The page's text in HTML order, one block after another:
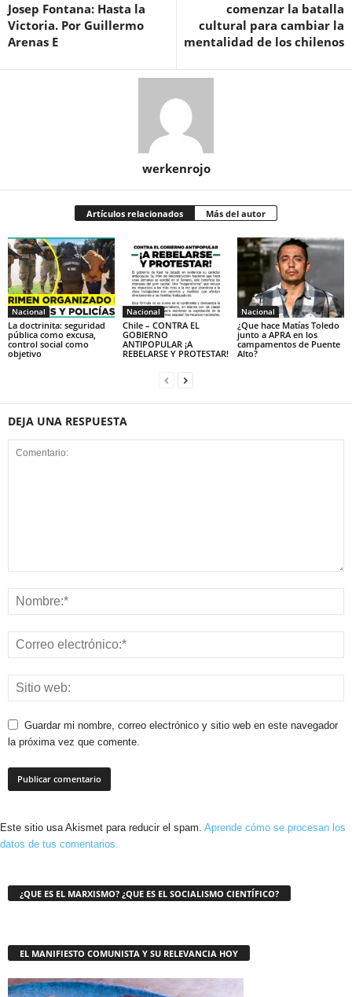
Josep Fontana: Hasta la
Victoria. Por Guillermo
Arenas E
comenzar la batalla
cultural para cambiar la
mentalidad de los chilenos
werkenrojo
Artículos relacionados Más del autor
Nacional
La doctrinita: seguridad
pública como excusa,
control social como
objetivo
Nacional
Chile – CONTRA EL
GOBIERNO
ANTIPOPULAR ¡A
REBELARSE Y PROTESTAR!
Nacional
¿Que hace Matías Toledo
junto a APRA en los
campamentos de Puente
Alto?
DEJA UNA RESPUESTA
Guardar mi nombre, correo electrónico y sitio web en este navegador
la próxima vez que comente.
Este sitio usa Akismet para reducir el spam. Aprende cómo se procesan los
datos de tus comentarios.
¿QUE ES EL MARXISMO? ¿QUE ES EL SOCIALISMO CIENTÍFICO?
EL MANIFIESTO COMUNISTA Y SU RELEVANCIA HOY